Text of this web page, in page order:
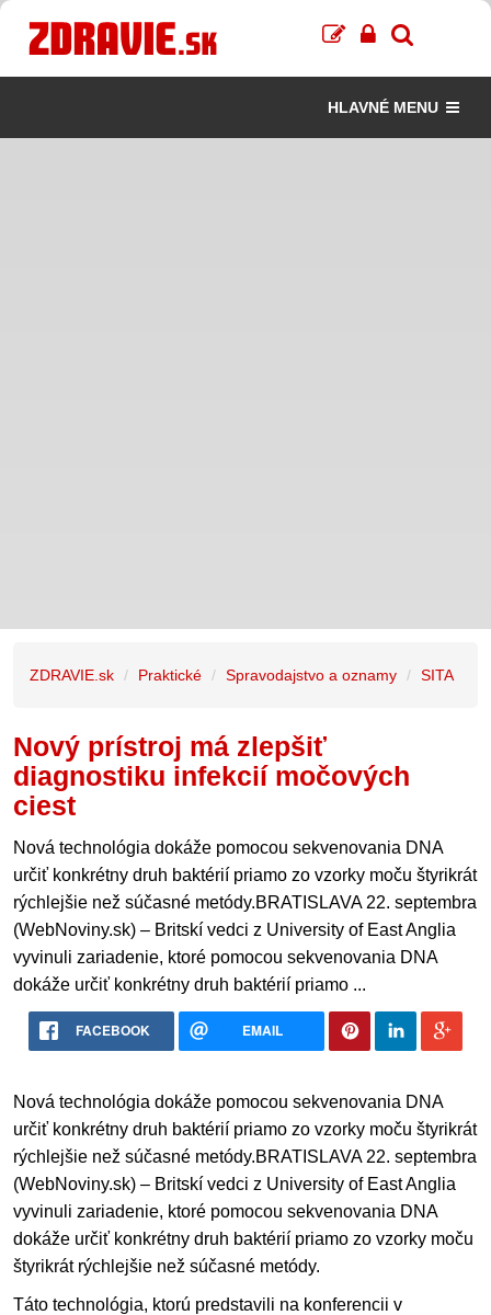
HLAVNÉ MENU
ZDRAVIE.sk Praktické Spravodajstvo a oznamy SITA
Nový prístroj má zlepšiť
diagnostiku infekcií močových
ciest
Nová technológia dokáže pomocou sekvenovania DNA
určiť konkrétny druh baktérií priamo zo vzorky moču štyrikrát
rýchlejšie než súčasné metódy.BRATISLAVA 22. septembra
(WebNoviny.sk) – Britskí vedci z University of East Anglia
vyvinuli zariadenie, ktoré pomocou sekvenovania DNA
dokáže určiť konkrétny druh baktérií priamo ...
FACEBOOK EMAIL
Nová technológia dokáže pomocou sekvenovania DNA
určiť konkrétny druh baktérií priamo zo vzorky moču štyrikrát
rýchlejšie než súčasné metódy.BRATISLAVA22. septembra
(WebNoviny.sk) – Britskí vedci z University of East Anglia
vyvinuli zariadenie, ktoré pomocou sekvenovania DNA
dokáže určiť konkrétny druh baktérií priamo zo vzorky moču
štyrikrát rýchlejšie než súčasné metódy.
Táto technológia, ktorú predstavili na konferencii v